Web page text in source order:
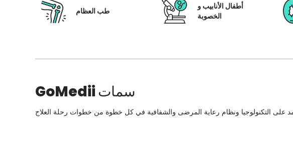
طب العظام
أطفال الأنابيب و
الخصوبة
GoMediiسمات